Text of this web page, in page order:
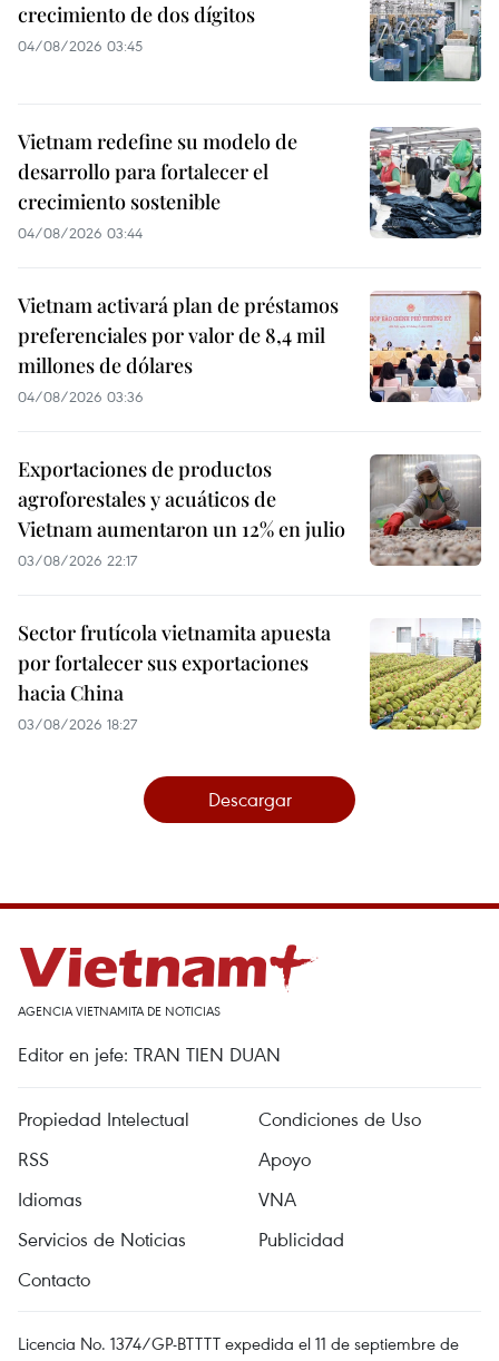
crecimiento de dos dígitos
04/08/2026 03:45
Vietnam redefine su modelo de
desarrollo para fortalecer el
crecimiento sostenible
04/08/2026 03:44
Vietnam activará plan de préstamos
preferenciales por valor de 8,4 mil
millones de dólares
04/08/2026 03:36
Exportaciones de productos
agroforestales y acuáticos de
Vietnam aumentaron un 12% en julio
03/08/2026 22:17
Sector frutícola vietnamita apuesta
por fortalecer sus exportaciones
hacia China
03/08/2026 18:27
Descargar
AGENCIA VIETNAMITA DE NOTICIAS
Editor en jefe: TRAN TIEN DUAN
Propiedad Intelectual
Condiciones de Uso
RSS
Apoyo
Idiomas
VNA
Servicios de Noticias
Publicidad
Contacto
Licencia No. 1374/GP-BTTTT expedida el 11 de septiembre de